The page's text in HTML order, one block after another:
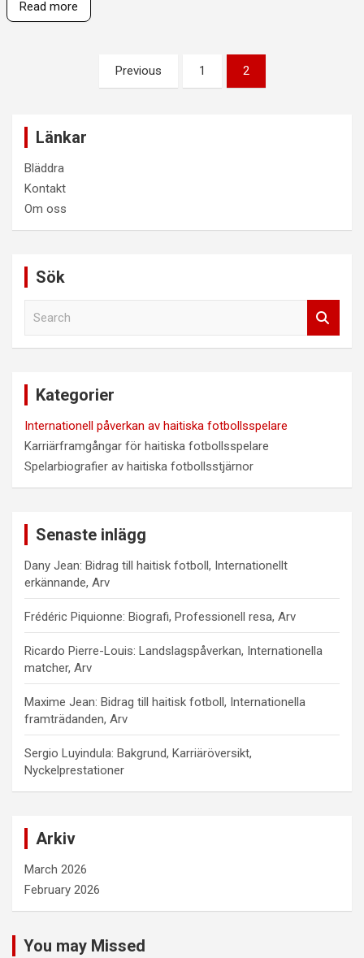
Read more
pagination
Previous 1 2
Länkar
Bläddra
Kontakt
Om oss
Sök
Kategorier
Internationell påverkan av haitiska fotbollsspelare
Karriärframgångar för haitiska fotbollsspelare
Spelarbiografier av haitiska fotbollsstjärnor
Senaste inlägg
Dany Jean: Bidrag till haitisk fotboll, Internationellt
erkännande, Arv
Frédéric Piquionne: Biografi, Professionell resa, Arv
Ricardo Pierre-Louis: Landslagspåverkan, Internationella
matcher, Arv
Maxime Jean: Bidrag till haitisk fotboll, Internationella
framträdanden, Arv
Sergio Luyindula: Bakgrund, Karriäröversikt,
Nyckelprestationer
Arkiv
March 2026
February 2026
You may Missed